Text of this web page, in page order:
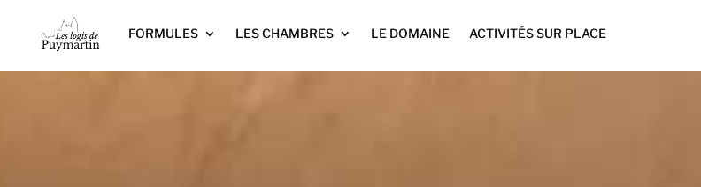
FORMULES LES CHAMBRES LE DOMAINE ACTIVITÉS SUR PLACE